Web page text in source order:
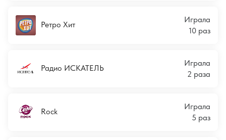
Ретро Хит
Играла
10 раз
Радио ИСКАТЕЛЬ
Играла
2 раза
Rock
Играла
5 раз